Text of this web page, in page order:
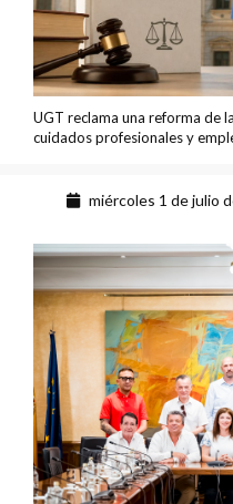
UGT reclama una reforma de
cuidados profesionales y
miércoles 1 de julio